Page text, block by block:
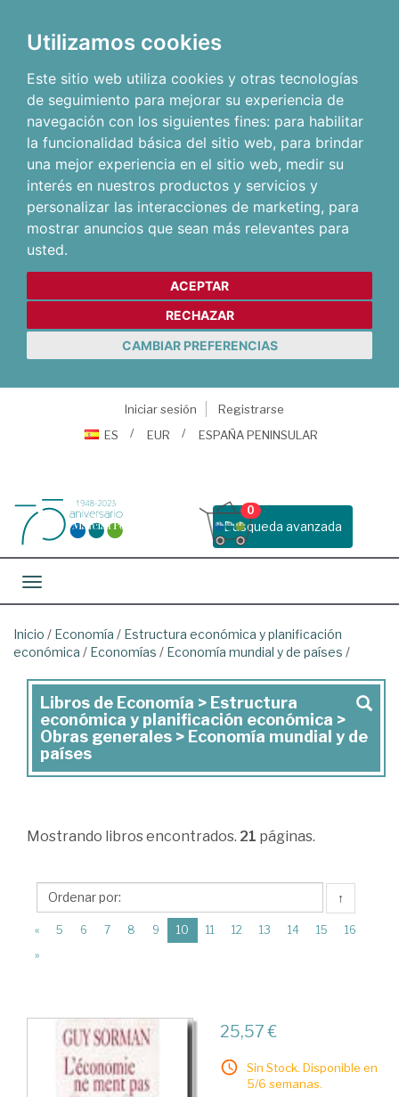
Utilizamos cookies
Este sitio web utiliza cookies y otras tecnologías
de seguimiento para mejorar su experiencia de
navegación con los siguientes fines: para habilitar
la funcionalidad básica del sitio web, para brindar
una mejor experiencia en el sitio web, medir su
interés en nuestros productos y servicios y
personalizar las interacciones de marketing, para
mostrar anuncios que sean más relevantes para
usted.
ACEPTAR
RECHAZAR
CAMBIAR PREFERENCIAS
Iniciar sesión
Registrarse
ES
EUR ESPAÑA PENINSULAR
Busqueda avanzada
0
Toggle navigation
Inicio / Economía / Estructura económica y planificación
económica / Economías / Economía mundial y de países /
Libros
de
Economía
económica
y
planificación
económica
>
generales
Economía
Libros de Economía > Estructura
económica y planificación económica >
Obras generales > Economía mundial y de
países
Mostrando libros encontrados. 21 páginas.
↑
« 5 6 7 8 9 10 (current)
11 12 13 14 15
16
»
25,57 €
Sin Stock. Disponible en
5/6 semanas.